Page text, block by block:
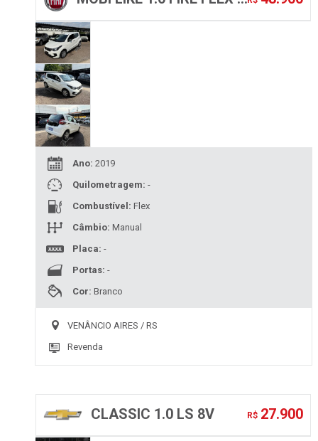
Ano: 2019
Quilometragem: -
Combustível: Flex
Câmbio: Manual
Placa: -
Portas: -
Cor: Branco
VENÂNCIO AIRES / RS
Revenda
R$ 27.900
CLASSIC 1.0 LS 8V